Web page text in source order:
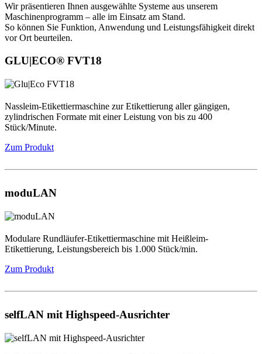
Wir präsentieren Ihnen ausgewählte Systeme aus unserem
Maschinenprogramm – alle im Einsatz am Stand.
So können Sie Funktion, Anwendung und Leistungsfähigkeit direkt
vor Ort beurteilen.
GLU|ECO® FVT18
Nassleim-Etikettiermaschine zur Etikettierung aller gängigen,
zylindrischen Formate mit einer Leistung von bis zu 400
Stück/Minute.
Zum Produkt
moduLAN
Modulare Rundläufer-Etikettiermaschine mit Heißleim-
Etikettierung, Leistungsbereich bis 1.000 Stück/min.
Zum Produkt
selfLAN mit Highspeed-Ausrichter